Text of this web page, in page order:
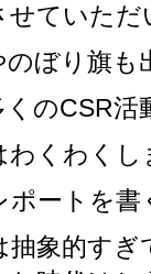
せていた
のぼり旗も
くのCSR
わくわくし
ポートを書
抽象的す